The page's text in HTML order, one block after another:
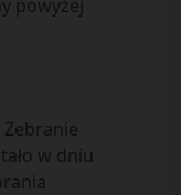
powyżej
w dniu